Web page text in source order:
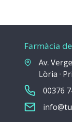
Farmàcia
Av.
Lòria ·
00376